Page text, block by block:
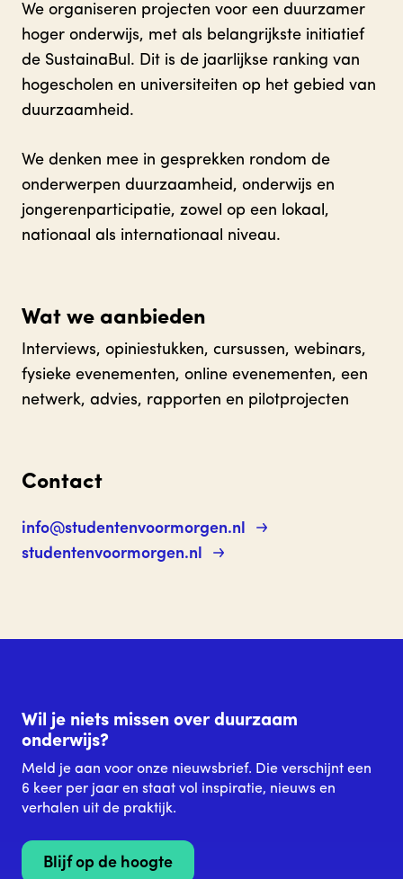
We organiseren projecten voor een duurzamer
hoger onderwijs, met als belangrijkste initiatief
de SustainaBul. Dit is de jaarlijkse ranking van
hogescholen en universiteiten op het gebied van
duurzaamheid.
We denken mee in gesprekken rondom de
onderwerpen duurzaamheid, onderwijs en
jongerenparticipatie, zowel op een lokaal,
nationaal als internationaal niveau.
Wat we aanbieden
Interviews, opiniestukken, cursussen, webinars,
fysieke evenementen, online evenementen, een
netwerk, advies, rapporten en pilotprojecten
Contact
info@studentenvoormorgen.nl
studentenvoormorgen.nl
Wil je niets missen over duurzaam
onderwijs?
Meld je aan voor onze nieuwsbrief. Die verschijnt een
6 keer per jaar en staat vol inspiratie, nieuws en
verhalen uit de praktijk.
Blijf op de hoogte